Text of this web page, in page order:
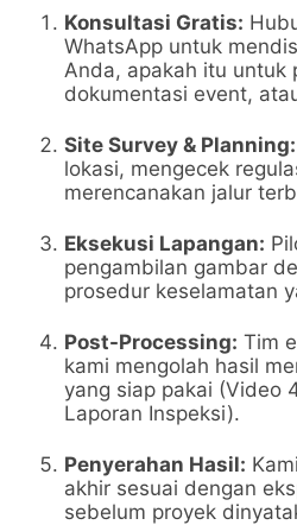
Konsultasi Gratis:
WhatsApp untuk
Anda, apakah itu untuk
dokumentasi event,
Site Survey & Planning:
lokasi, mengecek
merencanakan jalur
Eksekusi Lapangan:
pengambilan gambar
prosedur keselamatan
Post-Processing: Tim
kami mengolah hasil
yang siap pakai (Video
Laporan Inspeksi).
Penyerahan Hasil:
akhir sesuai dengan
sebelum proyek